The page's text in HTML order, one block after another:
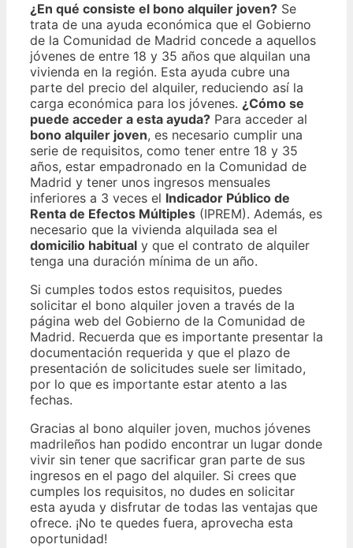
¿En qué consiste el bono alquiler joven? Se
trata de una ayuda económica que el Gobierno
de la Comunidad de Madrid concede a aquellos
jóvenes de entre 18 y 35 años que alquilan una
vivienda en la región. Esta ayuda cubre una
parte del precio del alquiler, reduciendo así la
carga económica para los jóvenes. ¿Cómo se
puede acceder a esta ayuda? Para acceder al
bono alquiler joven, es necesario cumplir una
serie de requisitos, como tener entre 18 y 35
años, estar empadronado en la Comunidad de
Madrid y tener unos ingresos mensuales
inferiores a 3 veces el Indicador Público de
Renta de Efectos Múltiples (IPREM). Además, es
necesario que la vivienda alquilada sea el
domicilio habitual y que el contrato de alquiler
tenga una duración mínima de un año.
Si cumples todos estos requisitos, puedes
solicitar el bono alquiler joven a través de la
página web del Gobierno de la Comunidad de
Madrid. Recuerda que es importante presentar la
documentación requerida y que el plazo de
presentación de solicitudes suele ser limitado,
por lo que es importante estar atento a las
fechas.
Gracias al bono alquiler joven, muchos jóvenes
madrileños han podido encontrar un lugar donde
vivir sin tener que sacrificar gran parte de sus
ingresos en el pago del alquiler. Si crees que
cumples los requisitos, no dudes en solicitar
esta ayuda y disfrutar de todas las ventajas que
ofrece. ¡No te quedes fuera, aprovecha esta
oportunidad!